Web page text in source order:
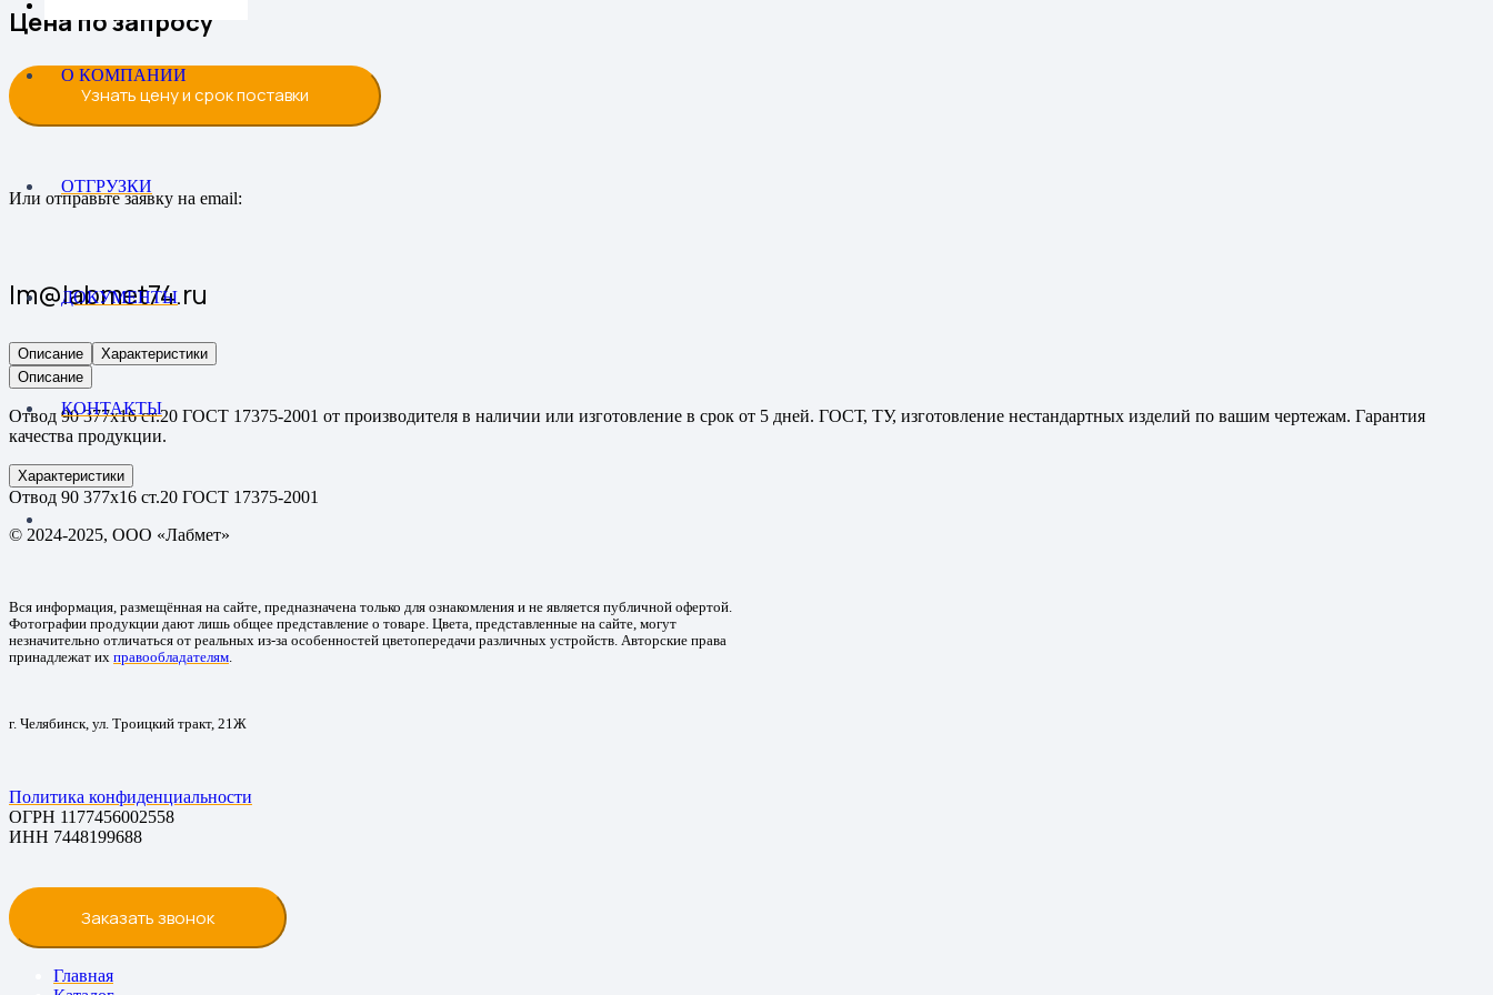
О КОМПАНИИ
ОТГРУЗКИ
ДОКУМЕНТЫ
КОНТАКТЫ
Цена по запросу
Узнать цену и срок поставки
Или отправьте заявку на email:
lm@labmet74.ru
Описание
Характеристики
Описание
Отвод 90 377х16 ст.20 ГОСТ 17375-2001 от производителя в наличии или изготовление в срок от 5 дней. ГОСТ, ТУ, изготовление нестандартных изделий по вашим чертежам. Гарантия
качества продукции.
Характеристики
Отвод 90 377х16 ст.20 ГОСТ 17375-2001
© 2024-2025, ООО «Лабмет»
Вся информация, размещённая на сайте, предназначена только для ознакомления и не является публичной офертой.
Фотографии продукции дают лишь общее представление о товаре. Цвета, представленные на сайте, могут
незначительно отличаться от реальных из-за особенностей цветопередачи различных устройств. Авторские права
принадлежат их правообладателям
г. Челябинск, ул. Троицкий тракт, 21Ж
Политика конфиденциальности
ОГРН 1177456002558
ИНН 7448199688
Заказать звонок
Главная